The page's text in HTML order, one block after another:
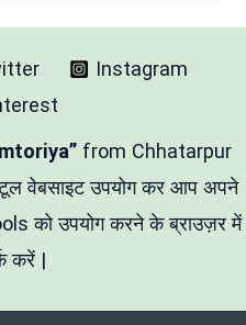
Instagram
from Chhatarpur
वेबसाइट उपयोग कर आप अपने
को उपयोग करने के ब्राउज़र में
करें |